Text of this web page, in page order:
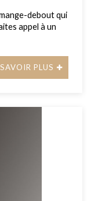
debout qui
appel à un
PLUS